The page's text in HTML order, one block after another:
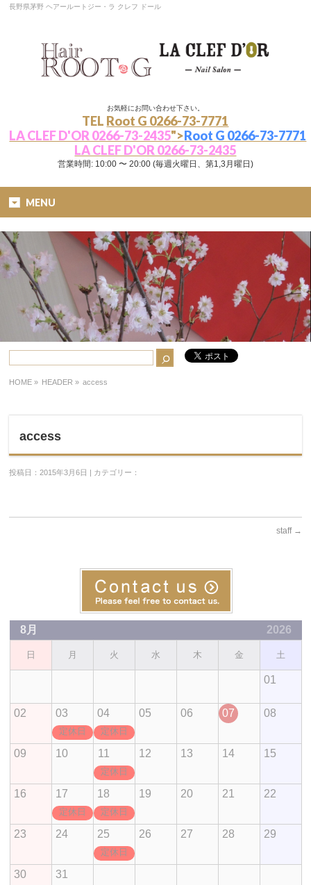
長野県茅野 ヘアールートジー・ラ クレフ ドール
お気軽にお問い合わせ下さい。
TEL Root G 0266-73-7771
LA CLEF D'OR 0266-73-2435">Root G 0266-73-7771
LA CLEF D'OR 0266-73-2435
営業時間: 10:00 〜 20:00 (毎週火曜日、第1,3月曜日)
MENU
HOME » HEADER » access
access
投稿日：2015年3月6日 | カテゴリー：
staff →
8月 2026
日 月 火 水 木 金 土
01
02 03
定休日
04
定休日
05 06 07 08
09 10 11
定休日
12 13 14 15
16 17
定休日
18
定休日
19 20 21 22
23 24 25
定休日
26 27 28 29
30 31